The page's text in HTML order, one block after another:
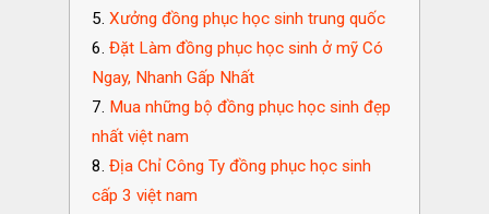
Xưởng đồng phục học sinh trung quốc
Đặt Làm đồng phục học sinh ở mỹ Có
Ngay, Nhanh Gấp Nhất
Mua những bộ đồng phục học sinh đẹp
nhất việt nam
Địa Chỉ Công Ty đồng phục học sinh
cấp 3 việt nam